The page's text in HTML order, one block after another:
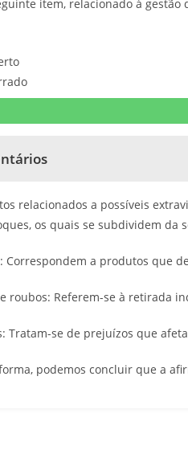
item, relacionado à
relacionados a possíveis
os quais se subdividem da
Correspondem a produtos que
roubos: Referem-se à retirada
Tratam-se de prejuízos que
podemos concluir que a